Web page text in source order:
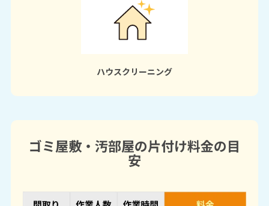
ハウスクリーニング
ゴミ屋敷・汚部屋の片付け料金の目
安